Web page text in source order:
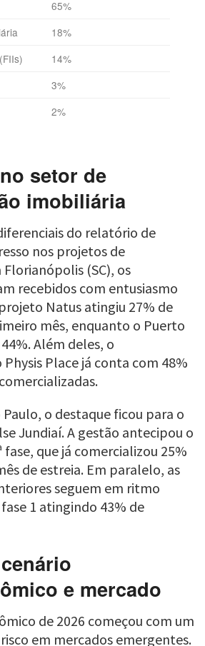
65%
18%
14%
3%
2%
setor de
imobiliária
do relatório de
nos projetos de
(SC), os
recebidos com entusiasmo
Natus atingiu 27% de
mês, enquanto o Puerto
Além deles, o
Place já conta com 48%
Paulo, o destaque ficou para o
Jundiaí. A gestão antecipou o
que já comercializou 25%
de estreia. Em paralelo, as
seguem em ritmo
1 atingindo 43% de
e mercado
de 2026 começou com um
em mercados emergentes.